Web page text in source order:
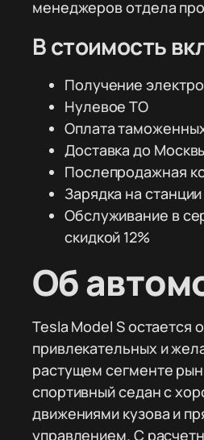
менеджеров отдела
В стоимость
Получение
Нулевое ТО
Оплата
Доставка до
Послепродажная
Зарядка на
Обслуживание в
скидкой 12%
Об
Tesla Model S остается
привлекательных и
растущем сегменте
спортивный седан с
движениями кузова и
управлением. С